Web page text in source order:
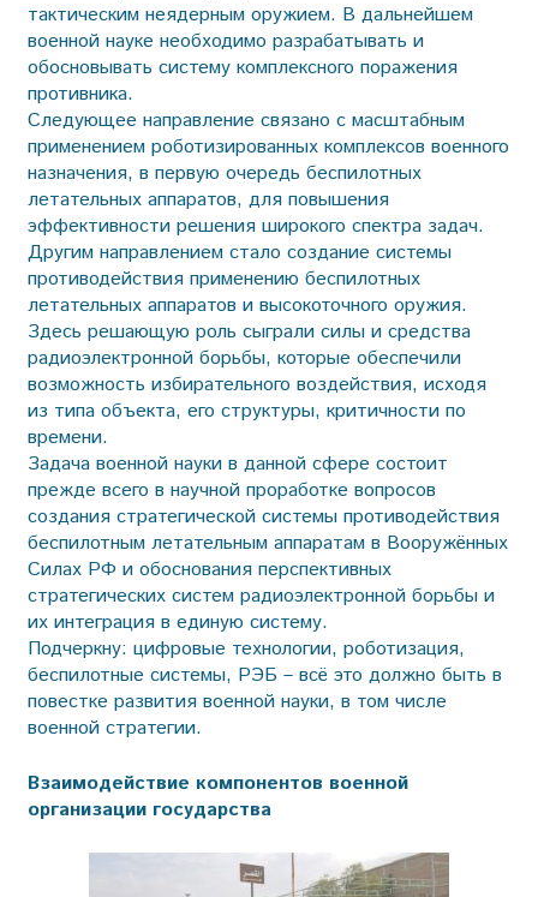
тактическим неядерным оружием. В дальнейшем
военной науке необходимо разрабатывать и
обосновывать систему комплексного поражения
противника.
Следующее направление связано с масштабным
применением роботизированных комплексов военного
назначения, в первую очередь беспилотных
летательных аппаратов, для повышения
эффективности решения широкого спектра задач.
Другим направлением стало создание системы
противодействия применению беспилотных
летательных аппаратов и высокоточного оружия.
Здесь решающую роль сыграли силы и средства
радиоэлектронной борьбы, которые обеспечили
возможность избирательного воздействия, исходя
из типа объекта, его структуры, критичности по
времени.
Задача военной науки в данной сфере состоит
прежде всего в научной проработке вопросов
создания стратегической системы противодействия
беспилотным летательным аппаратам в Вооружённых
Силах РФ и обоснования перспективных
стратегических систем радиоэлектронной борьбы и
их интеграция в единую систему.
Подчеркну: цифровые технологии, роботизация,
беспилотные системы, РЭБ – всё это должно быть в
повестке развития военной науки, в том числе
военной стратегии.
Взаимодействие компонентов военной
организации государства